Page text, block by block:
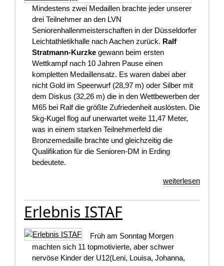
Mindestens zwei Medaillen brachte jeder unserer
drei Teilnehmer an den LVN
Seniorenhallenmeisterschaften in der Düsseldorfer
Leichtathletikhalle nach Aachen zurück. Ralf
Stratmann-Kurzke gewann beim ersten
Wettkampf nach 10 Jahren Pause einen
kompletten Medaillensatz. Es waren dabei aber
nicht Gold im Speerwurf (28,97 m) oder Silber mit
dem Diskus (32,26 m) die in den Wettbewerben der
M65 bei Ralf die größte Zufriedenheit auslösten. Die
5kg-Kugel flog auf unerwartet weite 11,47 Meter,
was in einem starken Teilnehmerfeld die
Bronzemedaille brachte und gleichzeitig die
Qualifikation für die Senioren-DM in Erding
bedeutete.
weiterlesen
Erlebnis ISTAF
Früh am Sonntag Morgen
machten sich 11 topmotivierte, aber schwer
nervöse Kinder der U12(Leni, Louisa, Johanna,